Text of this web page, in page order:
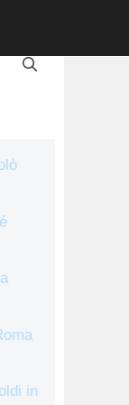
in